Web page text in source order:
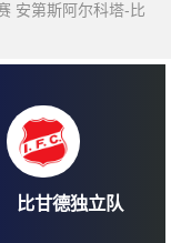
安第斯阿尔科塔-比